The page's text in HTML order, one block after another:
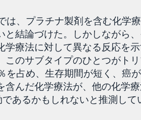
は、プラチナ製剤を含む化学
と結論づけた。しかしながら
学療法に対して異なる反応を
のサブタイプのひとつがトリ
を占め、生存期間が短く、癌
含んだ化学療法が、他の化学
あるかもしれないと推測して